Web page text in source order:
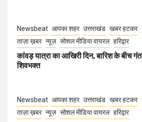
Newsbeat आपका शहर उत्तराखंड खबर हटकर
ताज़ा ख़बर न्यूज़ सोशल मीडिया वायरल हरिद्वार
कांवड़ यात्रा का आखिरी दिन, बारिश के बीच
शिवभक्त
Newsbeat आपका शहर उत्तराखंड खबर हटकर
ताज़ा ख़बर न्यूज़ सोशल मीडिया वायरल हरिद्वार